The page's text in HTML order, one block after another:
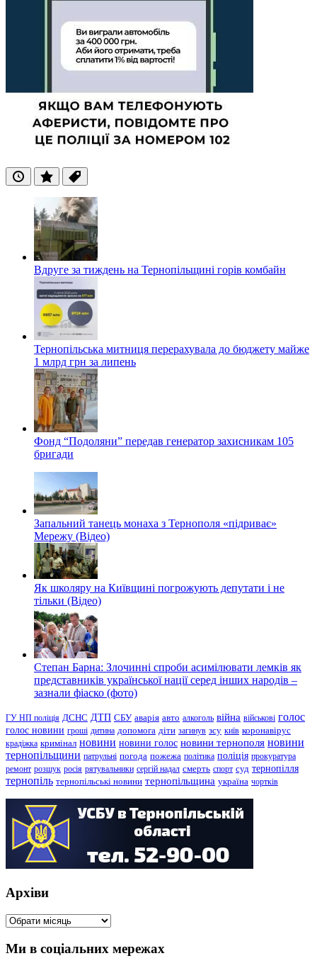
ОстанніПопулярні
Теги
Вдруге за тиждень на Тернопільщині горів комбайн
Тернопільська митниця перерахувала до бюджету майже
1 млрд грн за липень
Фонд “Подоляни” передав генератор захисникам 105
бригади
Запальний танець монаха з Тернополя «підриває»
Мережу (Відео)
Як школяру на Київщині погрожують депутати і не
тільки (Відео)
Степан Барна: Злочинні спроби асимілювати лемків як
представників української нації серед інших народів –
зазнали фіаско (фото)
ГУ НП поліція ДСНС ДТП СБУ аварія авто алкоголь війна військові голос
голос новини гроші дитина допомога діти загинув зсу київ коронавірус
крадіжка кримінал новини новини голос новини тернополя новини
тернопільщини патрульні погода пожежа політика поліція прокуратура
ремонт розшук росія рятувальники сергій надал смерть спорт суд тернопілля
тернопіль тернопільські новини тернопільщина україна чортків
Архіви
Архіви
Ми в соціальних мережах